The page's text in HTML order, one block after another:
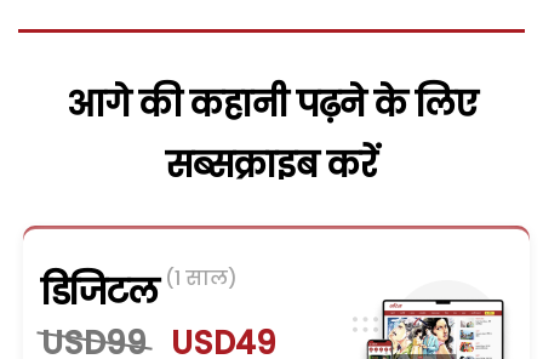
आगे की कहानी पढ़ने के लिए
सब्सक्राइब करें
डिजिटल (1 साल)
USD99 USD49